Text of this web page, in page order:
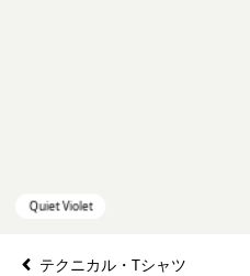
テクニカル・Tシャツ